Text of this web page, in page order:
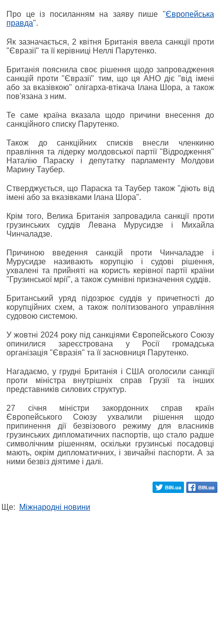
Про це із посиланням на заяву пише "Європейська
правда".
Як зазначається, 2 квітня Британія ввела санкції проти
"Євразії" та її керівниці Неллі Парутенко.
Британія пояснила своє рішення щодо запровадження
санкцій проти "Євразії" тим, що ця АНО діє "від імені
або за вказівкою" олігарха-втікача Ілана Шора, а також
пов'язана з ним.
Те саме країна вказала щодо причини внесення до
санкційного списку Парутенко.
Також до санкційних списків внесли членкиню
правління та лідерку молдовської партії "Відродження"
Наталію Параску і депутатку парламенту Молдови
Марину Таубер.
Стверджується, що Параска та Таубер також "діють від
імені або за вказівками Ілана Шора".
Крім того, Велика Британія запровадила санкції проти
грузинських суддів Левана Мурусидзе і Михайла
Чинчаладзе.
Причиною введення санкцій проти Чинчаладзе і
Мурусидзе називають корупцію і судові рішення,
ухвалені та прийняті на користь керівної партії країни
"Грузинської мрії", а також сумнівні призначення суддів.
Британський уряд підозрює суддів у причетності до
корупційних схем, а також політизованого управління
судовою системою.
У жовтні 2024 року під санкціями Європейського Союзу
опинилися зареєстрована у Росії громадська
організація "Євразія" та її засновниця Парутенко.
Нагадаємо, у грудні Британія і США оголосили санкції
проти міністра внутрішніх справ Грузії та інших
представників силових структур.
27 січня міністри закордонних справ країн
Європейського Союзу ухвалили рішення щодо
припинення дії безвізового режиму для власників
грузинських дипломатичних паспортів, що стало радше
символічним рішенням, оскільки грузинські посадовці
мають, окрім дипломатичних, і звичайні паспорти. А за
ними безвіз діятиме і далі.
Ще: Міжнародні новини